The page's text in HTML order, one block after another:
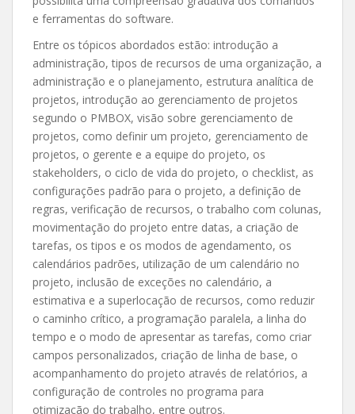
e ferramentas do software.
Entre os tópicos abordados estão: introdução a
administração, tipos de recursos de uma organização, a
administração e o planejamento, estrutura analítica de
projetos, introdução ao gerenciamento de projetos
segundo o PMBOX, visão sobre gerenciamento de
projetos, como definir um projeto, gerenciamento de
projetos, o gerente e a equipe do projeto, os
stakeholders, o ciclo de vida do projeto, o checklist, as
configurações padrão para o projeto, a definição de
regras, verificação de recursos, o trabalho com colunas,
movimentação do projeto entre datas, a criação de
tarefas, os tipos e os modos de agendamento, os
calendários padrões, utilização de um calendário no
projeto, inclusão de exceções no calendário, a
estimativa e a superlocação de recursos, como reduzir
o caminho crítico, a programação paralela, a linha do
tempo e o modo de apresentar as tarefas, como criar
campos personalizados, criação de linha de base, o
acompanhamento do projeto através de relatórios, a
configuração de controles no programa para
otimização do trabalho, entre outros.